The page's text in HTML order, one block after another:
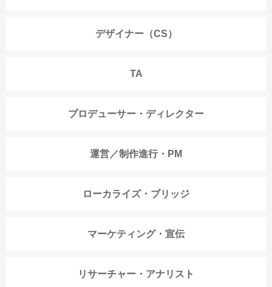
デザイナー（CS）
TA
プロデューサー・ディレクター
運営／制作進行・PM
ローカライズ・ブリッジ
マーケティング・宣伝
リサーチャー・アナリスト